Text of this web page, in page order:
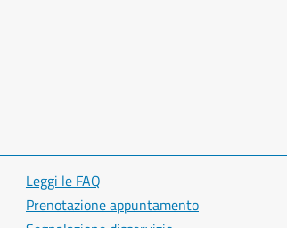
Leggi le FAQ
Prenotazione appuntamento